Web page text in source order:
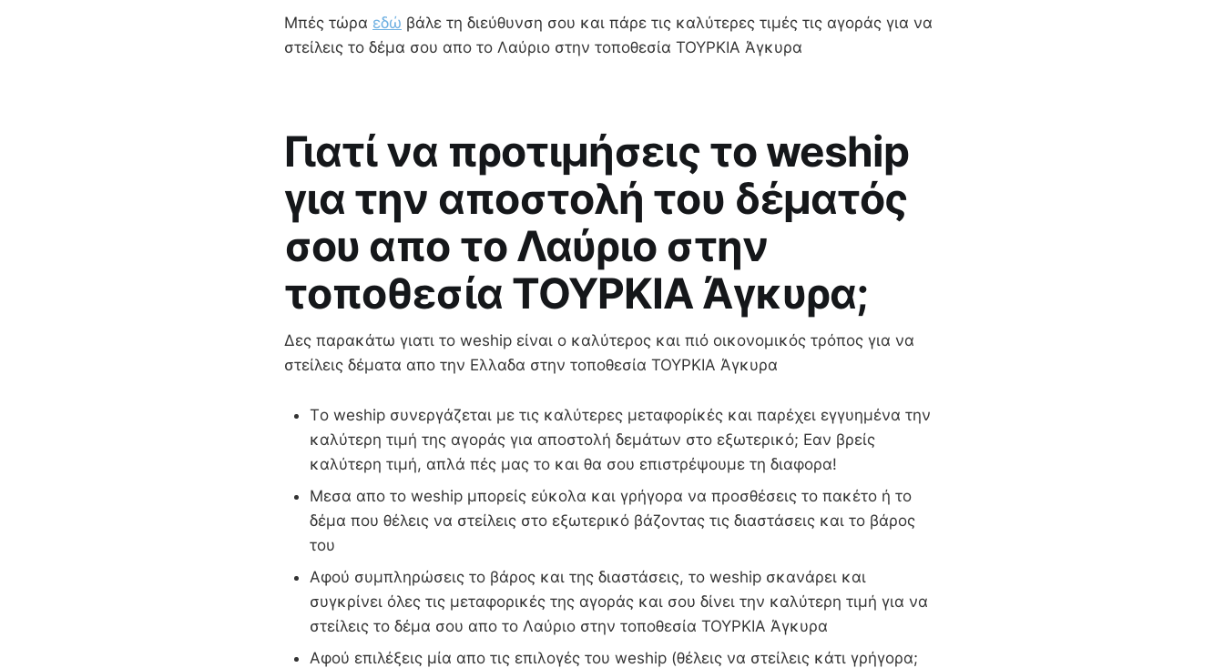
Μπές τώρα εδώ βάλε τη διεύθυνση σου και πάρε τις καλύτερες τιμές τις αγοράς για να
στείλεις το δέμα σου απο το Λαύριο στην τοποθεσία ΤΟΥΡΚΙΑ Άγκυρα
Γιατί να προτιμήσεις το weship
για την αποστολή του δέματός
σου απο το Λαύριο στην
τοποθεσία ΤΟΥΡΚΙΑ Άγκυρα;
Δες παρακάτω γιατι το weship είναι ο καλύτερος και πιό οικονομικός τρόπος για να
στείλεις δέματα απο την Ελλαδα στην τοποθεσία ΤΟΥΡΚΙΑ Άγκυρα
Τo weship συνεργάζεται με τις καλύτερες μεταφορίκές και παρέχει εγγυημένα την
καλύτερη τιμή της αγοράς για αποστολή δεμάτων στο εξωτερικό; Εαν βρείς
καλύτερη τιμή, απλά πές μας το και θα σου επιστρέψουμε τη διαφορα!
Μεσα απο το weship μπορείς εύκολα και γρήγορα να προσθέσεις το πακέτο ή το
δέμα που θέλεις να στείλεις στο εξωτερικό βάζοντας τις διαστάσεις και το βάρος
του
Αφού συμπληρώσεις το βάρος και της διαστάσεις, το weship σκανάρει και
συγκρίνει όλες τις μεταφορικές της αγοράς και σου δίνει την καλύτερη τιμή για να
στείλεις το δέμα σου απο το Λαύριο στην τοποθεσία ΤΟΥΡΚΙΑ Άγκυρα
Αφού επιλέξεις μία απο τις επιλογές του weship (θέλεις να στείλεις κάτι γρήγορα;